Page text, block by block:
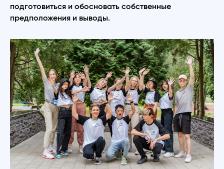
подготовиться и обосновать собственные
предположения и выводы.